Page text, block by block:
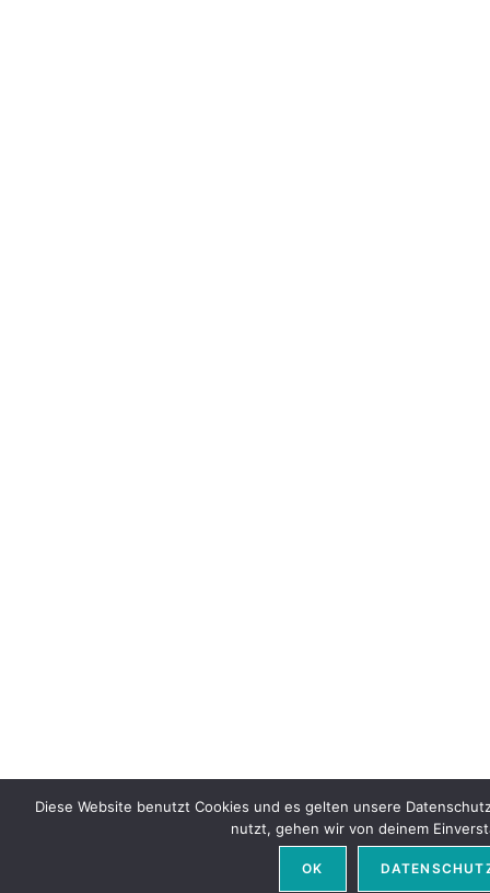
Diese Website benutzt Cookies und es gelten unsere
nutzt, gehen wir von deinem
OK